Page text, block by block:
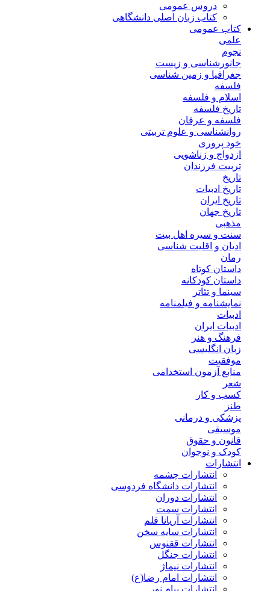
دروس عمومی
کتاب زبان اصلی دانشگاهی
کتاب عمومی
علمی
نجوم
جانورشناسی و زیست
جغرافیا و زمین شناسی
فلسفه
اسلام و فلسفه
تاریخ فلسفه
فلسفه و عرفان
روانشناسی و علوم تربیتی
خود پروری
ازدواج و زناشویی
تربیت فرزندان
تاریخ
تاریخ ادبیات
تاریخ ایران
تاریخ جهان
مذهبی
سنت و سیره اهل بیت
ادیان و اقلیت شناسی
رمان
داستان کوتاه
داستان کودکانه
سینما و تئاتر
نمایشنامه و فیلمنامه
ادبیات
ادبیات ایران
فرهنگ و هنر
زبان انگلیسی
موفقیت
منابع آزمون استخدامی
شعر
کسب و کار
طنز
پزشکی و درمانی
موسیقی
قانون و حقوق
کودک و نوجوان
انتشارات
انتشارات چشمه
انتشارات دانشگاه فردوسی
انتشارات دوران
انتشارات سمت
انتشارات آریانا قلم
انتشارات سایه سخن
انتشارات ققنوس
انتشارات جنگل
انتشارات نیماژ
انتشارات امام رضا(ع)
انتشارات پیام نور